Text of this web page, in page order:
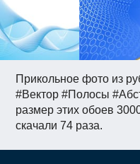
Прикольное фото из
#Вектор #Полосы
размер этих обоев
скачали 74 раза.